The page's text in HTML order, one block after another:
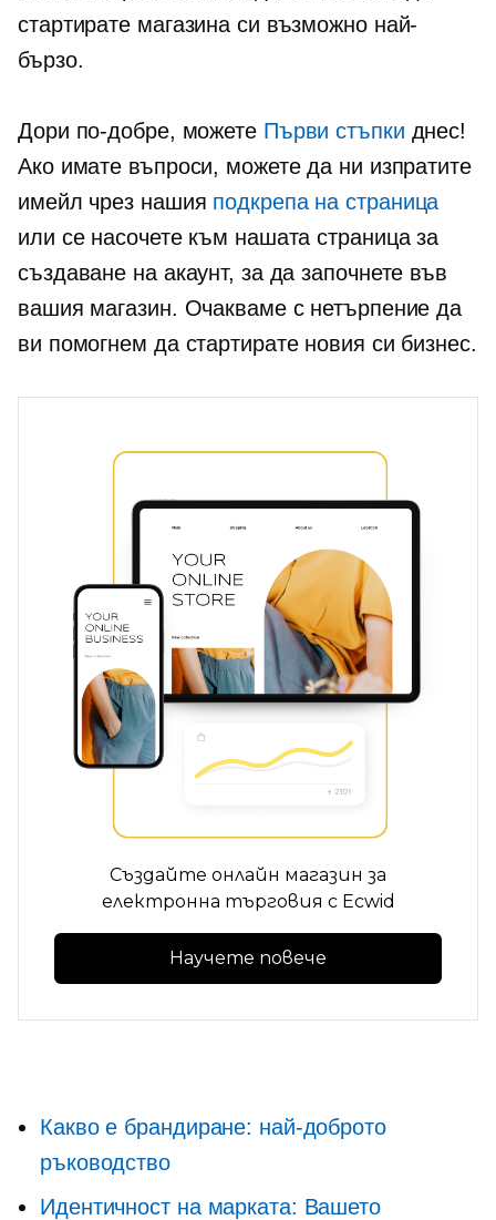
стартирате магазина си възможно най-
бързо.
Дори по-добре, можете Първи стъпки днес!
Ако имате въпроси, можете да ни изпратите
имейл чрез нашия подкрепа на страница
или се насочете към нашата страница за
създаване на акаунт, за да започнете във
вашия магазин. Очакваме с нетърпение да
ви помогнем да стартирате новия си бизнес.
Създайте онлайн магазин за
електронна търговия с Ecwid
Научете повече
Какво е брандиране: най-доброто
ръководство
Идентичност на марката: Вашето